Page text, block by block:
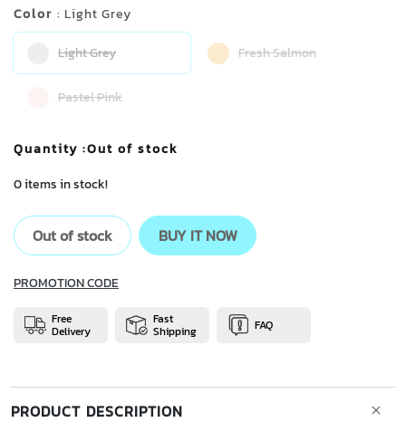
Color : Light Grey
Light Grey Fresh Salmon
Pastel Pink
Quantity :Out of stock
0 items in stock!
Out of stock BUY IT NOW
PROMOTION CODE
Free
Delivery
Fast
Shipping FAQ
PRODUCT DESCRIPTION